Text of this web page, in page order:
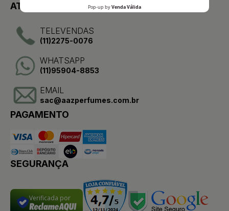
ATENDIMENTO
TELEVENDAS
(11)2275-0076
WHATSAPP
(11)95904-8853
EMAIL
sac@aazperfumes.com.br
PAGAMENTO
SEGURANÇA
Verificada por